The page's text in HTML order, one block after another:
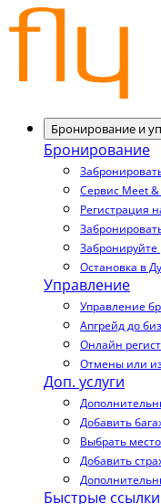
Бронирование и
Бронирование
Сервис Meet
Регистрация
Забронируйте
Остановка в
Управление
Управление
Апгрейд до
Онлайн
Отмены или
Доп. услуги
Добавить
Выбрать место
Добавить
Быстрые ссылки